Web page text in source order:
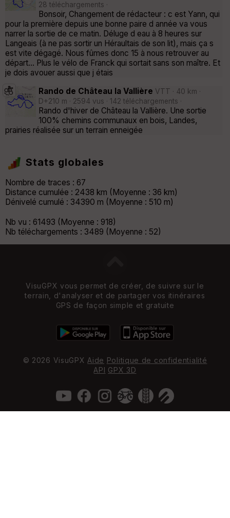
28 téléchargements ·
Bonsoir, Changement de rédacteur : c est Yann, qui
pour la première depuis une bonne paire d année va vous
narrer la sortie de ce matin. Déluge d eau à 8 heures sur
Langeais (à ne pas sortir un Héraultais de son lit), mais ça s
est vite dégagé. Nous fûmes donc 15 à nous retrouver au
départ... Plus le vélo de Franck qui sortait sans son maître. Et
je dois avouer aussi que j étais
Rando de Château la Vallière VTT · 40 km ·
D+210 m · 2594 vus · 142 téléchargements ·
Rando d'hiver de Château la Vallière. Une sortie
100% chemins communaux en bois, Landes,
prairies réalisée sur un terrain enneigée
Stats globales
Nombre de traces : 67
Distance cumulée : 2438 km (Moyenne : 36 km)
Dénivelé cumulé : 34390 m (Moyenne : 510 m)
Nb vu : 61493 (Moyenne : 918)
Nb téléchargements : 3489 (Moyenne : 52)
VisuGPX vous permet de créer, de suivre sur le
terrain, d'analyser et de partager vos itinéraires
GPS de façon simple et gratuite
© 2026 VisuGPX Aide Politique de confidentialité
API GPX 3D